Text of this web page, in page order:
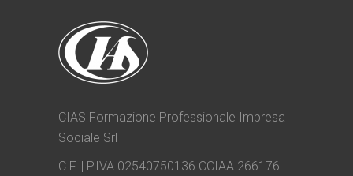
CIAS Formazione Professionale Impresa
Sociale Srl
C.F. | P.IVA 02540750136 CCIAA 266176